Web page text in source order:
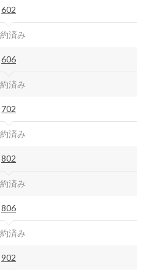
602
済み
606
済み
702
済み
802
済み
806
済み
902